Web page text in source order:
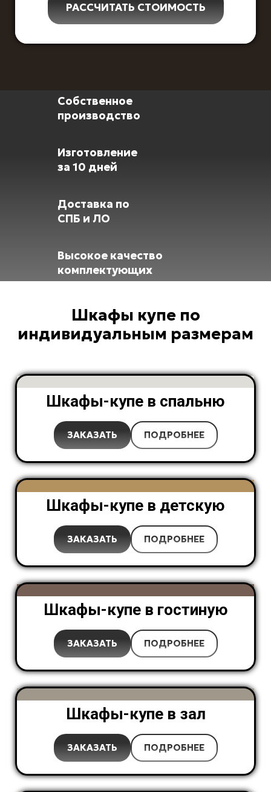
РАССЧИТАТЬ СТОИМОСТЬ
Собственное
производство
Изготовление
за 10 дней
Доставка по
СПБ и ЛО
Высокое качество
комплектующих
Шкафы купе по
индивидуальным размерам
Шкафы-купе в спальню
ЗАКАЗАТЬ ПОДРОБНЕЕ
Шкафы-купе в детскую
ЗАКАЗАТЬ ПОДРОБНЕЕ
Шкафы-купе в гостиную
ЗАКАЗАТЬ ПОДРОБНЕЕ
Шкафы-купе в зал
ЗАКАЗАТЬ ПОДРОБНЕЕ